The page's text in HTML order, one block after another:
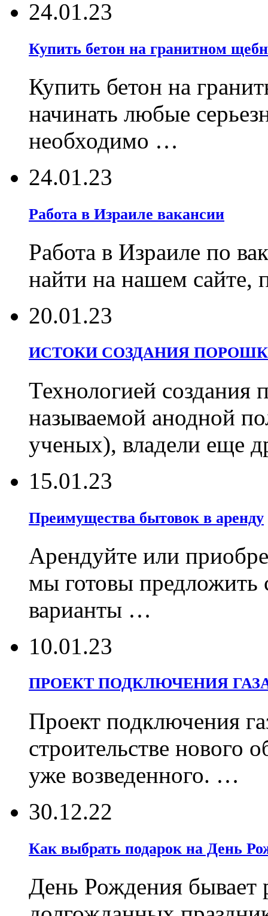
24.01.23
Купить бетон на гранитном
Купить бетон на
начинать любые
необходимо …
24.01.23
Работа в Израиле вакансии
Работа в Израиле по
найти на нашем сайте,
20.01.23
ИСТОКИ СОЗДАНИЯ
Технологией создания
называемой анодной
ученых), владели еще
15.01.23
Преимущества бытовок в аренду
Арендуйте или
мы готовы предложить
варианты …
10.01.23
ПРОЕКТ ПОДКЛЮЧЕНИЯ
Проект подключения
строительстве нового
уже возведенного. …
30.12.22
Как выбрать подарок на День
День Рождения бывает